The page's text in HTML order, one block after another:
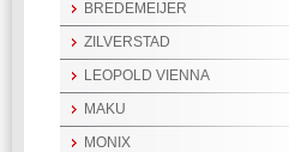
BREDEMEIJER
ZILVERSTAD
LEOPOLD VIENNA
MAKU
MONIX